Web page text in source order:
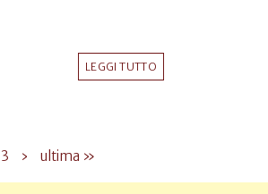
LEGGI TUTTO
3 › ultima »